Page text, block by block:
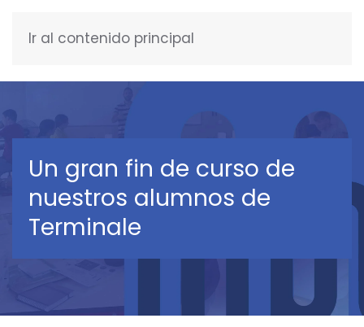
Ir al contenido principal
Un gran fin de curso de
nuestros alumnos de
Terminale